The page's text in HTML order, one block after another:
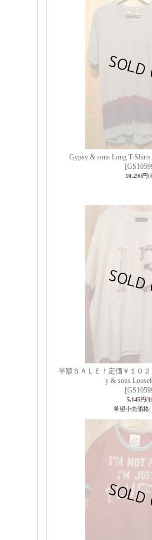
Gypsy & sons Long T-
10,290円(
半額ＳＡＬＥ！定価￥１０
y & sons
5,145円(
希望小売価格: